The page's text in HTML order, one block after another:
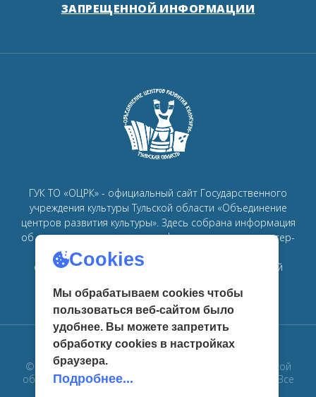
ЗАПРЕЩЕННОЙ ИНФОРМАЦИИ
ГУК ТО «ОЦРК» - официальный сайт Государственного
учреждения культуры Тульской области «Объединение
центров развития культуры». Здесь собрана информация
об основных мероприятиях, афишах, спектаклях, мастер-
классах, семинарах, главных новостях в рамках
объединенияцентров развития культуры в Тульской
© 2019 Государственное учреждение культуры Тульской
области «Объединение центров развития культуры». Все
Cookies
Мы обрабатываем cookies чтобы
пользоваться веб-сайтом было
удобнее. Вы можете запретить
обработку сookies в настройках
браузера.
Подробнее...